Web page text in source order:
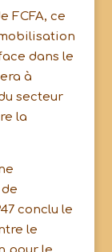
FCFA, ce
dans le
à
secteur
la
conclu le
le